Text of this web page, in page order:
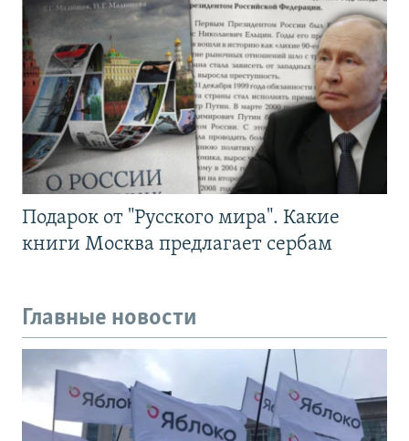
Подарок от "Русского мира". Какие
книги Москва предлагает сербам
Главные новости